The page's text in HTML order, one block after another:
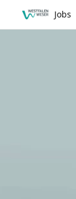
Jobs